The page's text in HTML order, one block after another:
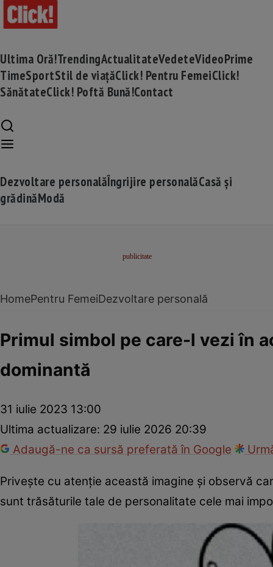
Ultima Oră!TrendingActualitateVedeteVideoPrime
TimeSportStil de viațăClick! Pentru FemeiClick!
SănătateClick! Poftă Bună!Contact
Dezvoltare personalăÎngrijire personalăCasă și
grădinăModă
HomePentru FemeiDezvoltare personală
Primul simbol pe care-l vezi în
dominantă
31 iulie 2023 13:00
Ultima actualizare: 29 iulie 2026 20:39
Adaugă-ne ca sursă preferată în Google
Priveşte cu atenţie această imagine şi observă
sunt trăsăturile tale de personalitate cele mai